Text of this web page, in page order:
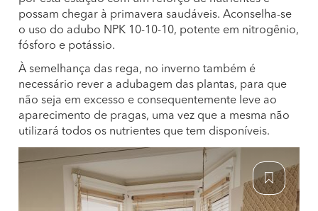
possam chegar à primavera saudáveis. Aconselha-se
o uso do adubo NPK 10-10-10, potente em nitrogênio,
fósforo e potássio.
À semelhança das rega, no inverno também é
necessário rever a adubagem das plantas, para que
não seja em excesso e consequentemente leve ao
aparecimento de pragas, uma vez que a mesma não
utilizará todos os nutrientes que tem disponíveis.